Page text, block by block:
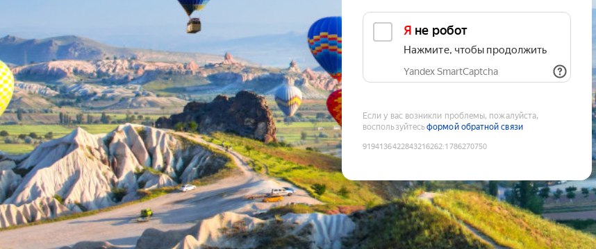
Я не робот
Нажмите, чтобы продолжить
Yandex SmartCaptcha
Если у вас возникли проблемы, пожалуйста,
воспользуйтесьформой обратной связи
9194136422843216262:1786270750